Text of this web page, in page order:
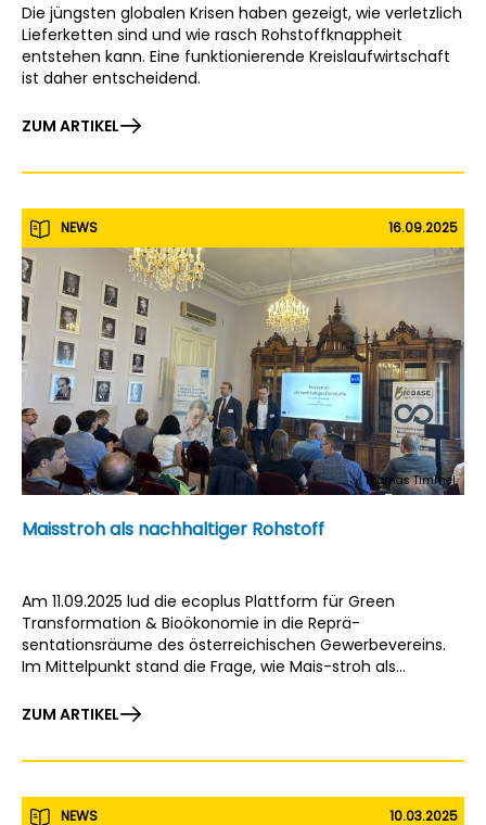
Die jüngsten globalen Krisen haben gezeigt, wie verletzlich
Lieferketten sind und wie rasch Rohstoffknappheit
entstehen kann. Eine funktionierende Kreislaufwirtschaft
ist daher entscheidend.
ZUM ARTIKEL
NEWS 16.09.2025
Thomas Timmel
Maisstroh als nachhaltiger Rohstoff
Am 11.09.2025 lud die ecoplus Plattform für Green
Transformation & Bioökonomie in die Reprä-
sentationsräume des österreichischen Gewerbevereins.
Im Mittelpunkt stand die Frage, wie Mais-stroh als
welche Akteure aus Landwirtschaft, Technik und Industrie
ZUM ARTIKEL
NEWS 10.03.2025